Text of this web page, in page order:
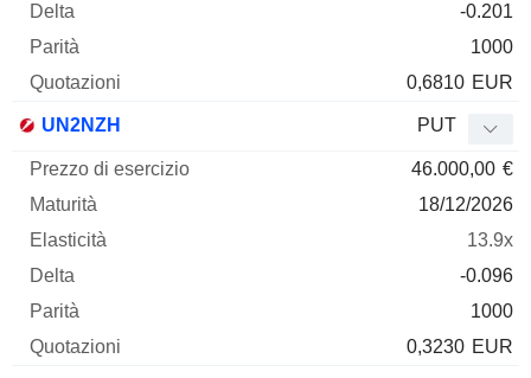
-0.201
1000
0,6810 EUR
UN2NZH PUT
46.000,00 €
18/12/2026
13.9x
-0.096
1000
0,3230 EUR